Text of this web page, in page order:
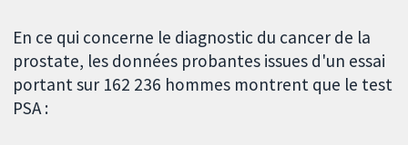
En ce qui concerne le diagnostic du cancer de la
prostate, les données probantes issues d'un essai
portant sur 162 236 hommes montrent que le test
PSA :